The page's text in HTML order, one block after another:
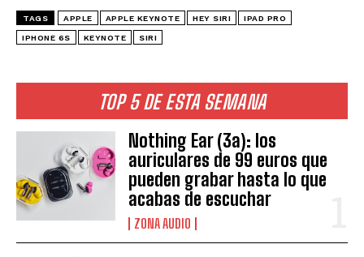
TOP 5 DE ESTA SEMANA
Nothing Ear (3a): los
auriculares de 99 euros que
pueden grabar hasta lo que
acabas de escuchar
ZONA AUDIO
TAGS APPLE APPLE KEYNOTE HEY SIRI IPAD PRO
IPHONE 6S KEYNOTE SIRI